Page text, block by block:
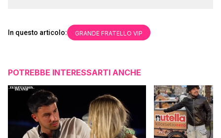
In questo articolo: GRANDE FRATELLO VIP
POTREBBE INTERESSARTI ANCHE